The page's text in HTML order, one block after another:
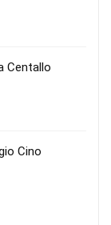
Centallo
Cino